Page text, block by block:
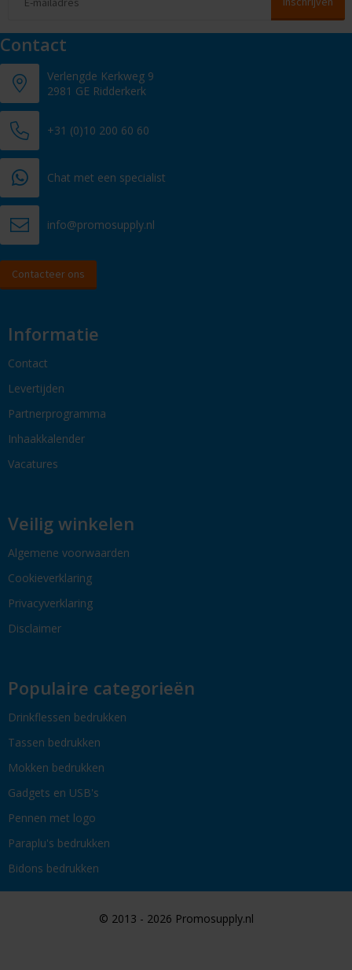
Contact
Verlengde Kerkweg 9
2981 GE Ridderkerk
+31 (0)10 200 60 60
Chat met een specialist
info@promosupply.nl
Contacteer ons
Informatie
Contact
Levertijden
Partnerprogramma
Inhaakkalender
Vacatures
Veilig winkelen
Algemene voorwaarden
Cookieverklaring
Privacyverklaring
Disclaimer
Populaire categorieën
Drinkflessen bedrukken
Tassen bedrukken
Mokken bedrukken
Gadgets en USB's
Pennen met logo
Paraplu's bedrukken
Bidons bedrukken
© 2013 - 2026 Promosupply.nl